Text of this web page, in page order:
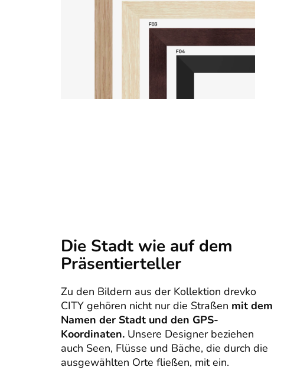
Die Stadt wie auf dem
Präsentierteller
Zu den Bildern aus der Kollektion drevko
CITY gehören nicht nur die Straßen mit dem
Namen der Stadt und den GPS-
Koordinaten. Unsere Designer beziehen
auch Seen, Flüsse und Bäche, die durch die
ausgewählten Orte fließen, mit ein.